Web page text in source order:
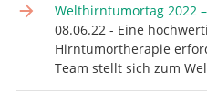
Welthirntumortag 2022
08.06.22 - Eine
Hirntumortherapie
Team stellt sich zum